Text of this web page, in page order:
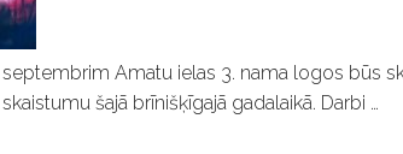
Amatu ielas 3. nama logos būs
šajā brīnišķīgajā gadalaikā. Darbi …